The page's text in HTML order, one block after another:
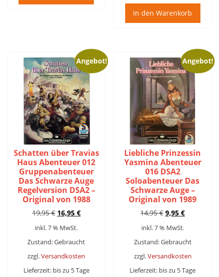
In den Warenkorb
Angebot!
Schatten über Travias
Haus Abenteuer 012
Gruppenabenteuer
Das Schwarze Auge
Regelversion DSA2 –
Original von 1988
19,95€ Ursprünglicher
war:
19,95 €
16,95 €Aktueller
16,95 €.
inkl. 7 % MwSt.
Zustand: Gebraucht
zzgl.Versandkosten
Lieferzeit: bis zu 5 Tage
Angebot!
Liebliche Prinzessin
Yasmina Abenteuer
016 DSA2
Soloabenteuer Das
Schwarze Auge –
Original von 1989
14,95€ Ursprünglicher
war:
14,95 €
9,95€Aktueller
9,95 €.
inkl. 7 % MwSt.
Zustand: Gebraucht
zzgl.Versandkosten
Lieferzeit: bis zu 5 Tage